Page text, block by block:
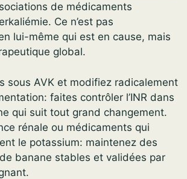
de médicaments
Ce n’est pas
lui-même qui est en cause, mais
global.
sous AVK et modifiez radicalement
faites contrôler l’INR dans
qui suit tout grand changement.
rénale ou médicaments qui
le potassium: maintenez des
banane stables et validées par